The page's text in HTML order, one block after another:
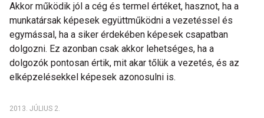
Akkor működik jól a cég és termel értéket, hasznot, ha a
munkatársak képesek együttműködni a vezetéssel és
egymással, ha a siker érdekében képesek csapatban
dolgozni. Ez azonban csak akkor lehetséges, ha a
dolgozók pontosan értik, mit akar tőlük a vezetés, és az
elképzelésekkel képesek azonosulni is.
2013. JÚLIUS 2.